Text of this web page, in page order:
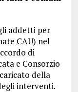
addetti per
CAU) nel
di
e Consorzio
della
interventi.